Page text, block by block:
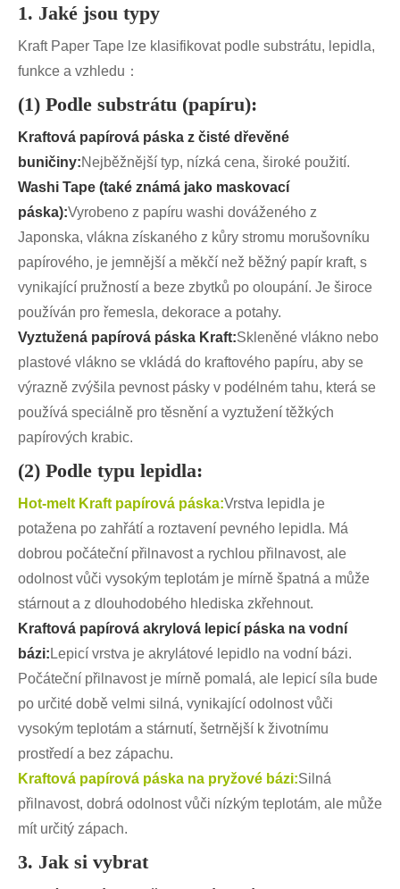
1. Jaké jsou typy
Kraft Paper Tape lze klasifikovat podle substrátu, lepidla,
funkce a vzhledu：
(1) Podle substrátu (papíru):
Kraftová papírová páska z čisté dřevěné
buničiny:Nejběžnější typ, nízká cena, široké použití.
Washi Tape (také známá jako maskovací
páska):Vyrobeno z papíru washi dováženého z
Japonska, vlákna získaného z kůry stromu morušovníku
papírového, je jemnější a měkčí než běžný papír kraft, s
vynikající pružností a beze zbytků po oloupání. Je široce
používán pro řemesla, dekorace a potahy.
Vyztužená papírová páska Kraft:Skleněné vlákno nebo
plastové vlákno se vkládá do kraftového papíru, aby se
výrazně zvýšila pevnost pásky v podélném tahu, která se
používá speciálně pro těsnění a vyztužení těžkých
papírových krabic.
(2) Podle typu lepidla:
Hot-melt Kraft papírová páska:Vrstva lepidla je
potažena po zahřátí a roztavení pevného lepidla. Má
dobrou počáteční přilnavost a rychlou přilnavost, ale
odolnost vůči vysokým teplotám je mírně špatná a může
stárnout a z dlouhodobého hlediska zkřehnout.
Kraftová papírová akrylová lepicí páska na vodní
bázi: Lepicí vrstva je akrylátové lepidlo na vodní bázi.
Počáteční přilnavost je mírně pomalá, ale lepicí síla bude
po určité době velmi silná, vynikající odolnost vůči
vysokým teplotám a stárnutí, šetrnější k životnímu
prostředí a bez zápachu.
Kraftová papírová páska na pryžové bázi:Silná
přilnavost, dobrá odolnost vůči nízkým teplotám, ale může
mít určitý zápach.
3. Jak si vybrat